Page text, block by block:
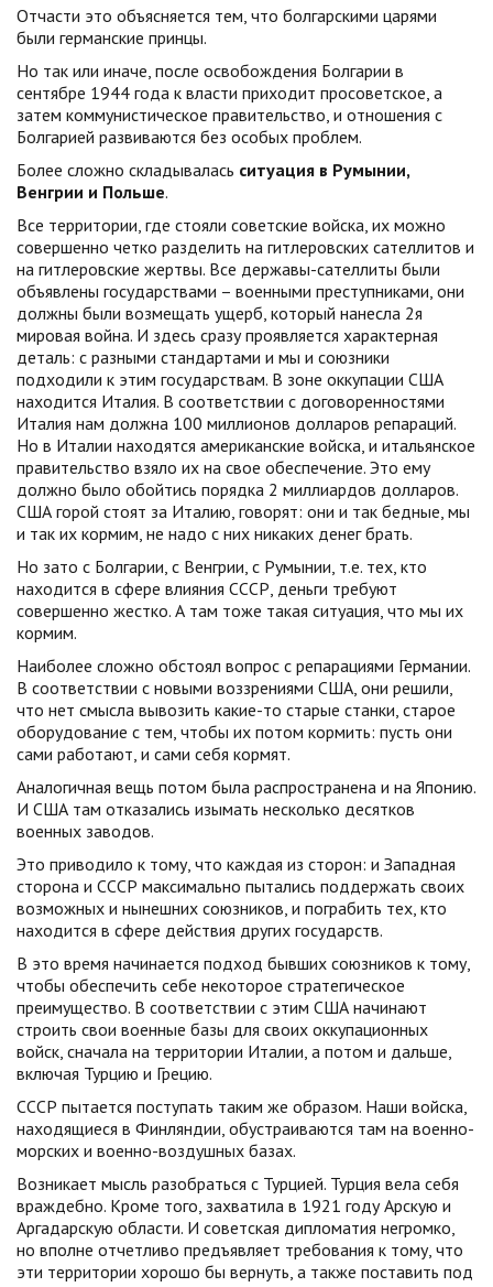
Отчасти это объясняется тем, что болгарскими царями
были германские принцы.
Но так или иначе, после освобождения Болгарии в
сентябре 1944 года к власти приходит просоветское, а
затем коммунистическое правительство, и отношения с
Болгарией развиваются без особых проблем.
Более сложно складывалась ситуация в Румынии,
Венгрии и Польше.
Все территории, где стояли советские войска, их можно
совершенно четко разделить на гитлеровских сателлитов и
на гитлеровские жертвы. Все державы-сателлиты были
объявлены государствами – военными преступниками, они
должны были возмещать ущерб, который нанесла 2я
мировая война. И здесь сразу проявляется характерная
деталь: с разными стандартами и мы и союзники
подходили к этим государствам. В зоне оккупации США
находится Италия. В соответствии с договоренностями
Италия нам должна 100 миллионов долларов репараций.
Но в Италии находятся американские войска, и итальянское
правительство взяло их на свое обеспечение. Это ему
должно было обойтись порядка 2 миллиардов долларов.
США горой стоят за Италию, говорят: они и так бедные, мы
и так их кормим, не надо с них никаких денег брать.
Но зато с Болгарии, с Венгрии, с Румынии, т.е. тех, кто
находится в сфере влияния СССР, деньги требуют
совершенно жестко. А там тоже такая ситуация, что мы их
кормим.
Наиболее сложно обстоял вопрос с репарациями Германии.
В соответствии с новыми воззрениями США, они решили,
что нет смысла вывозить какие-то старые станки, старое
оборудование с тем, чтобы их потом кормить: пусть они
сами работают, и сами себя кормят.
Аналогичная вещь потом была распространена и на Японию.
И США там отказались изымать несколько десятков
военных заводов.
Это приводило к тому, что каждая из сторон: и Западная
сторона и СССР максимально пытались поддержать своих
возможных и нынешних союзников, и пограбить тех, кто
находится в сфере действия других государств.
В это время начинается подход бывших союзников к тому,
чтобы обеспечить себе некоторое стратегическое
преимущество. В соответствии с этим США начинают
строить свои военные базы для своих оккупационных
войск, сначала на территории Италии, а потом и дальше,
включая Турцию и Грецию.
СССР пытается поступать таким же образом. Наши войска,
находящиеся в Финляндии, обустраиваются там на военно-
морских и военно-воздушных базах.
Возникает мысль разобраться с Турцией. Турция вела себя
враждебно. Кроме того, захватила в 1921 году Арскую и
Аргадарскую области. И советская дипломатия негромко,
но вполне отчетливо предъявляет требования к тому, что
эти территории хорошо бы вернуть, а также поставить под